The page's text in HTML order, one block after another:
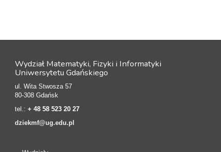
Wydział Matematyki, Fizyki i Informatyki
Uniwersytetu Gdańskiego
ul. Wita Stwosza 57
80-308 Gdańsk
tel.: + 48 58 523 20 27
dziekmf@ug.edu.pl